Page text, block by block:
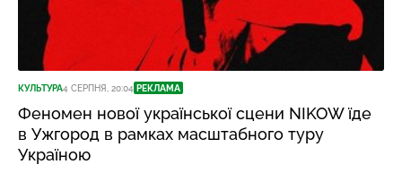
КУЛЬТУРА4 СЕРПНЯ, 20:04 РЕКЛАМА
Феномен нової української сцени NIKOW їде
в Ужгород в рамках масштабного туру
Україною